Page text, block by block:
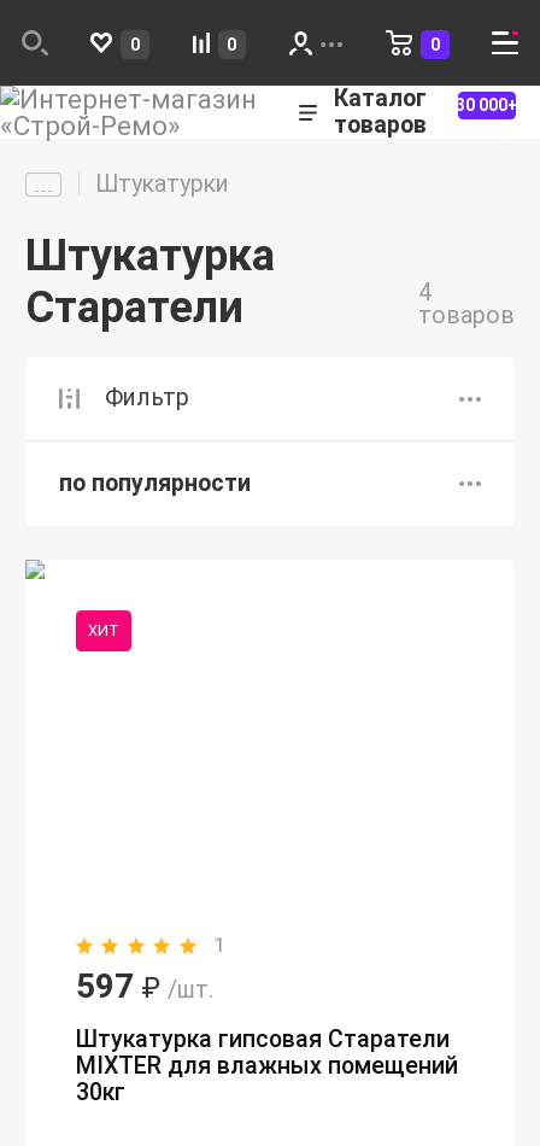
0 0 0
Каталог
товаров
30 000+
Штукатурки
Штукатурка
Старатели
4
товаров
Фильтр
по популярности
ХИТ
1
597 ₽ /шт.
Штукатурка гипсовая Старатели
MIXTER для влажных помещений
30кг